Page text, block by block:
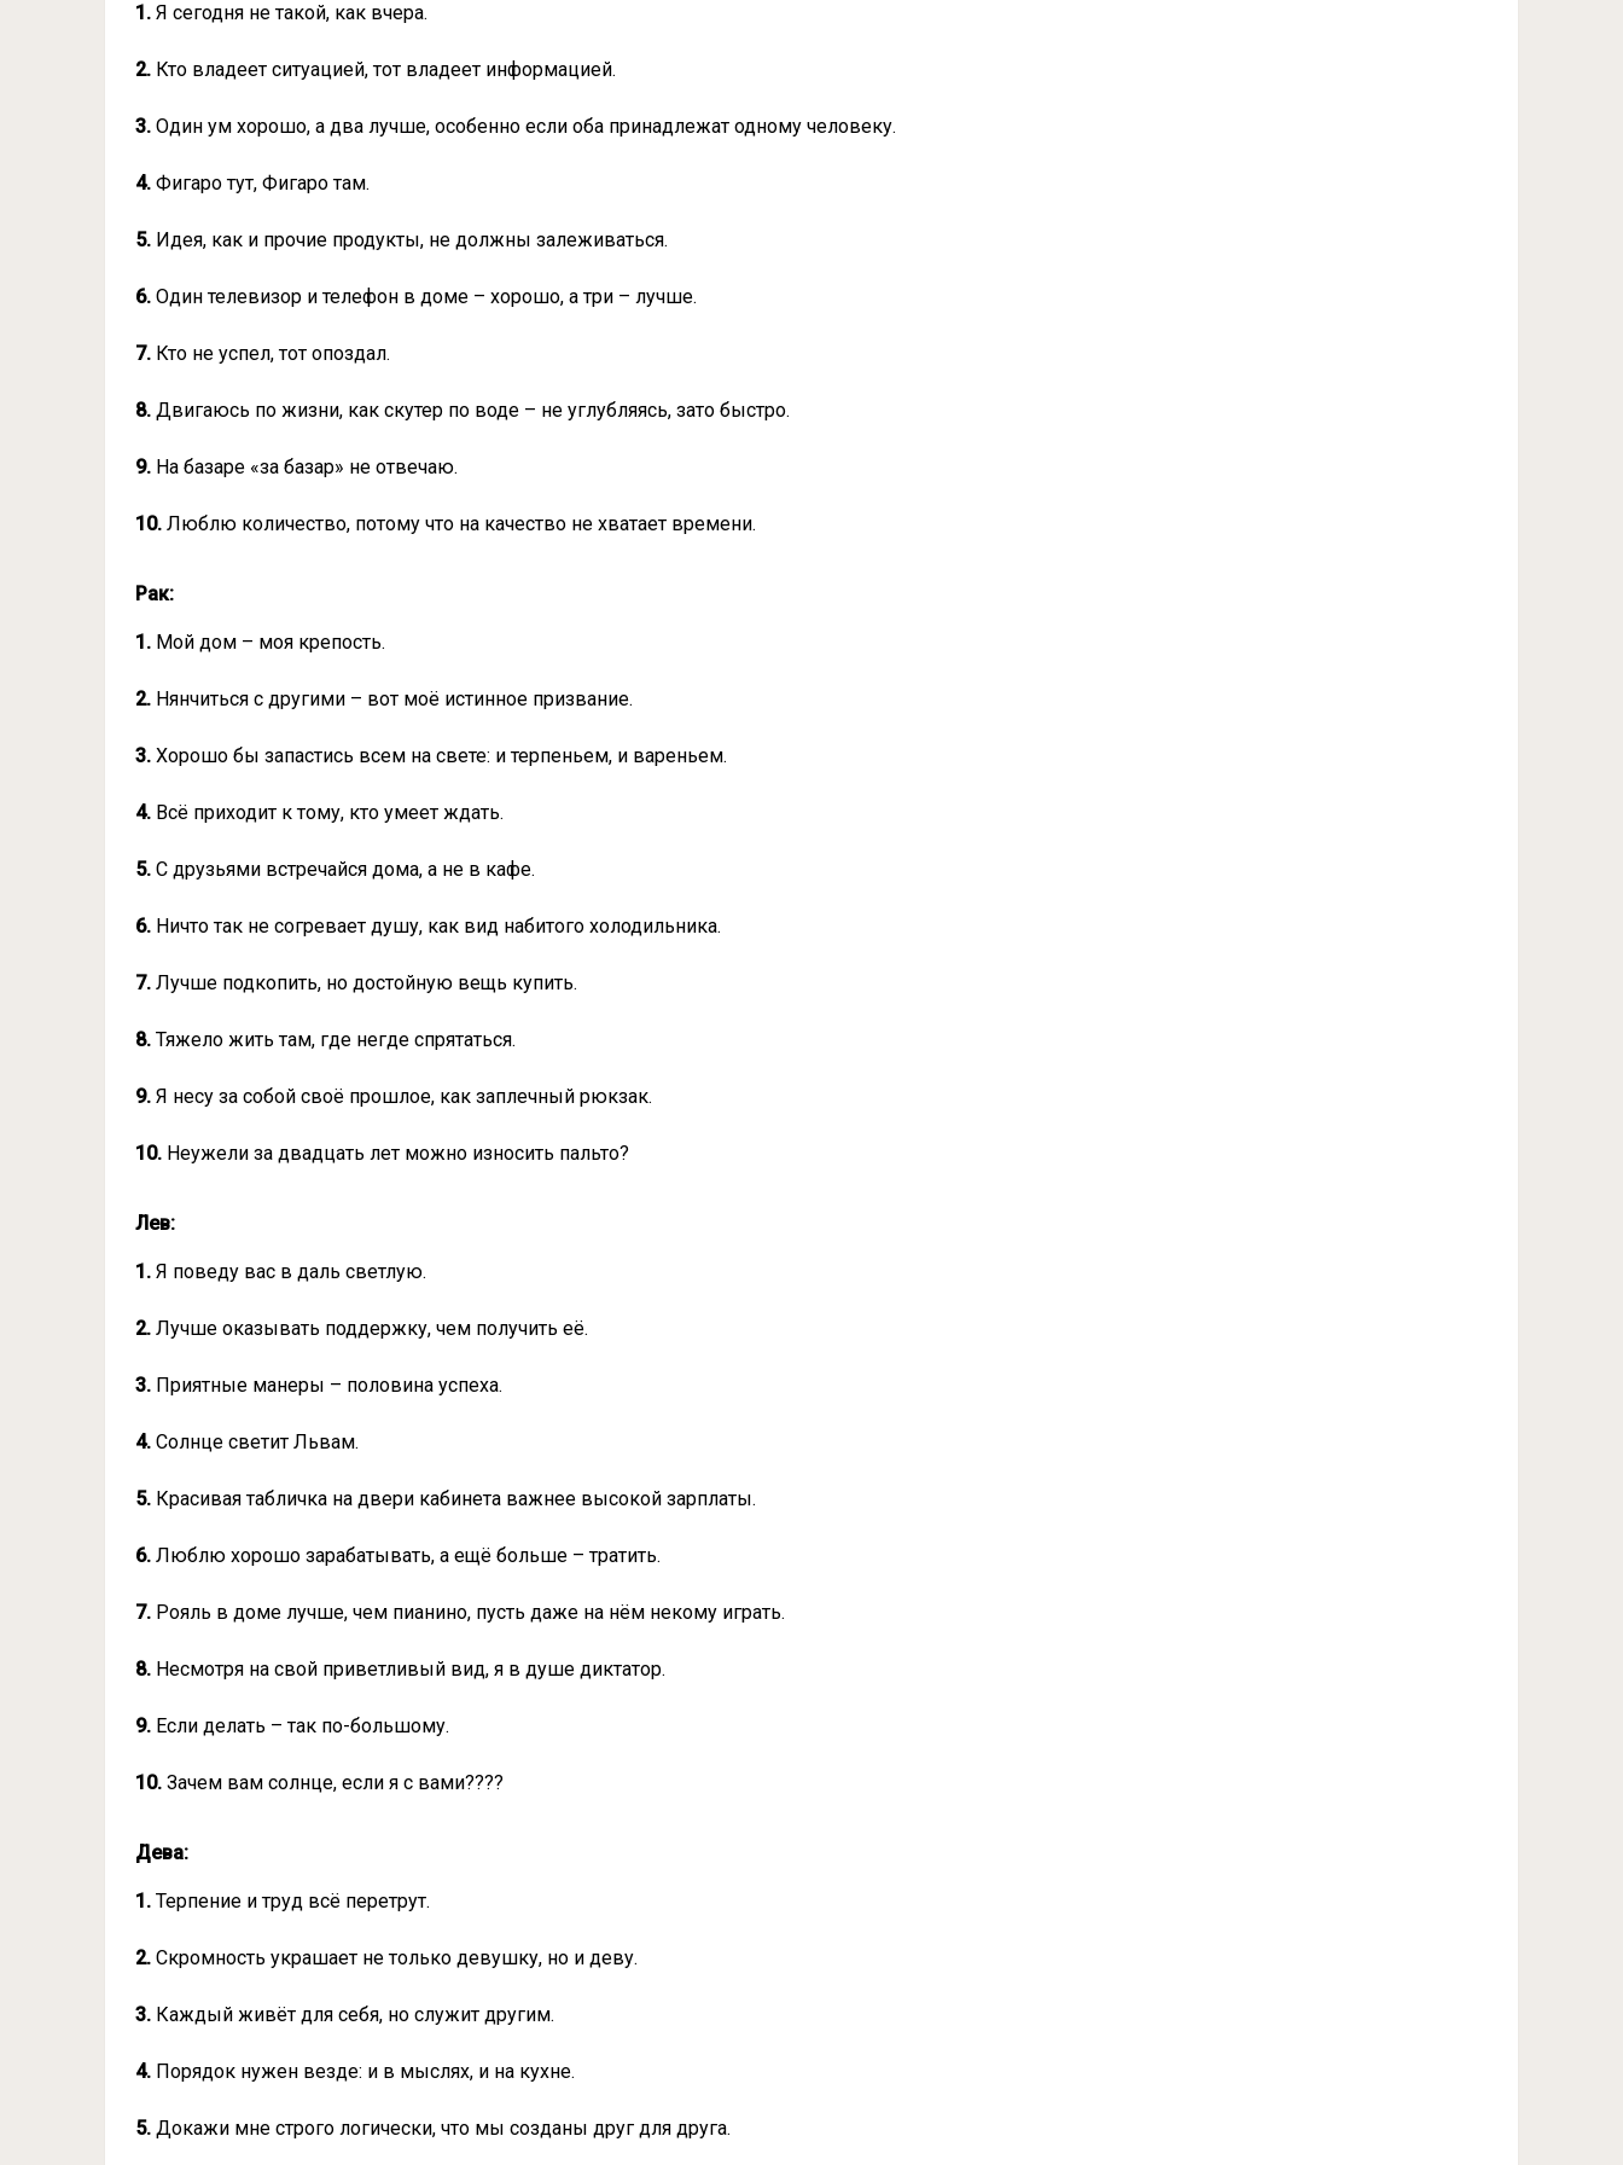
1. Я сегодня не такой, как вчера.
2. Кто владеет ситуацией, тот владеет информацией.
3. Один ум хорошо, а два лучше, особенно если оба принадлежат одному человеку.
4. Фигаро тут, Фигаро там.
5. Идея, как и прочие продукты, не должны залеживаться.
6. Один телевизор и телефон в доме – хорошо, а три – лучше.
7. Кто не успел, тот опоздал.
8. Двигаюсь по жизни, как скутер по воде – не углубляясь, зато быстро.
9. На базаре «за базар» не отвечаю.
10. Люблю количество, потому что на качество не хватает времени.
Рак:
1. Мой дом – моя крепость.
2. Нянчиться с другими – вот моё истинное призвание.
3. Хорошо бы запастись всем на свете: и терпеньем, и вареньем.
4. Всё приходит к тому, кто умеет ждать.
5. С друзьями встречайся дома, а не в кафе.
6. Ничто так не согревает душу, как вид набитого холодильника.
7. Лучше подкопить, но достойную вещь купить.
8. Тяжело жить там, где негде спрятаться.
9. Я несу за собой своё прошлое, как заплечный рюкзак.
10. Неужели за двадцать лет можно износить пальто?
Лев:
1. Я поведу вас в даль светлую.
2. Лучше оказывать поддержку, чем получить её.
3. Приятные манеры – половина успеха.
4. Солнце светит Львам.
5. Красивая табличка на двери кабинета важнее высокой зарплаты.
6. Люблю хорошо зарабатывать, а ещё больше – тратить.
7. Рояль в доме лучше, чем пианино, пусть даже на нём некому играть.
8. Несмотря на свой приветливый вид, я в душе диктатор.
9. Если делать – так по-большому.
10. Зачем вам солнце, если я с вами????
Дева:
1. Терпение и труд всё перетрут.
2. Скромность украшает не только девушку, но и деву.
3. Каждый живёт для себя, но служит другим.
4. Порядок нужен везде: и в мыслях, и на кухне.
5. Докажи мне строго логически, что мы созданы друг для друга.